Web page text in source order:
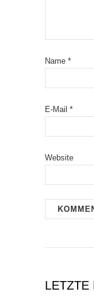
Name *
E-Mail *
Website
LETZTE